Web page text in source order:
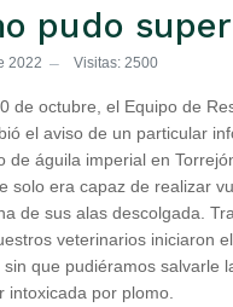
pudo
2022 Visitas: 2500
de octubre, el Equipo de
el aviso de un particular
de águila imperial en
solo era capaz de realizar
de sus alas descolgada.
veterinarios iniciaron
que pudiéramos salvarle
intoxicada por plomo.